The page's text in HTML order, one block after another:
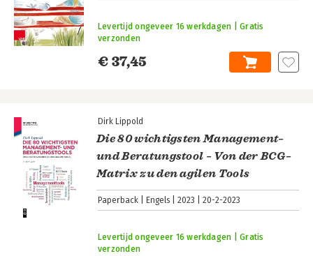
€ 37,45
Levertijd ongeveer 16 werkdagen | Gratis
verzonden
Dirk Lippold
Die 80 wichtigsten Management–
und Beratungstool – Von der BCG–
Matrix zu den agilen Tools
Paperback Engels 2023 20-2-2023
Levertijd ongeveer 16 werkdagen | Gratis
verzonden